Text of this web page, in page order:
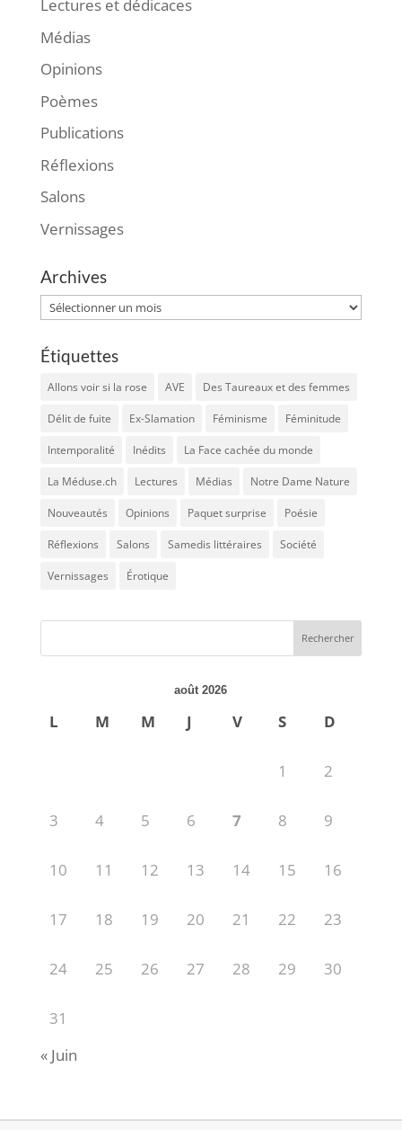
Lectures et dédicaces
Médias
Opinions
Poèmes
Publications
Réflexions
Salons
Vernissages
Archives
Archives
Étiquettes
Allons voir si la rose AVE Des Taureaux et des femmes
Délit de fuite Ex-Slamation Féminisme Féminitude
Intemporalité Inédits La Face cachée du monde
La Méduse.ch Lectures Médias Notre Dame Nature
Nouveautés Opinions Paquet surprise Poésie
Réflexions Salons Samedis littéraires Société
Vernissages Érotique
août 2026
L M M J V S D
1 2
3 4 5 6 7 8 9
10 11 12 13 14 15 16
17 18 19 20 21 22 23
24 25 26 27 28 29 30
31
« Juin